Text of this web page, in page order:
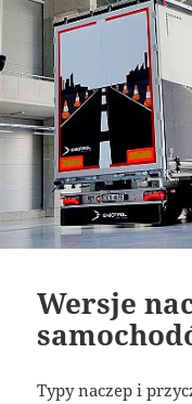
Wersje
Typy naczep i